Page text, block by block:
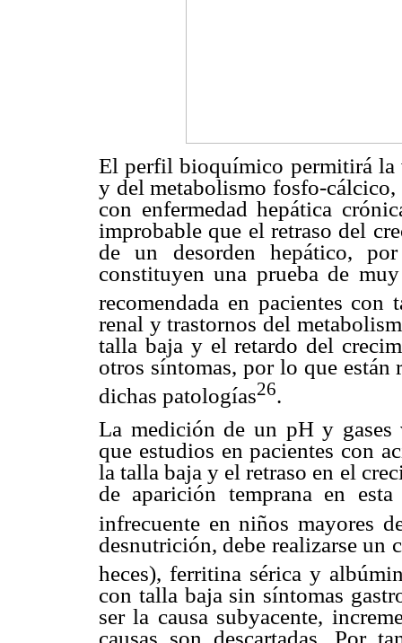
El perfil bioquímico permitirá la
y del metabolismo fosfo-
con enfermedad hepática
improbable que el retraso del
de un desorden hepático,
constituyen una prueba de
recomendada en pacientes con
renal y trastornos del
talla baja y el retardo del
otros síntomas, por lo que están
dichas patologías26.
La medición de un pH y gases
que estudios en pacientes con
la talla baja y el retraso en el
de aparición temprana en
infrecuente en niños mayores
desnutrición, debe realizarse un
heces), ferritina sérica y
con talla baja sin síntomas
ser la causa subyacente,
causas son descartadas. Por